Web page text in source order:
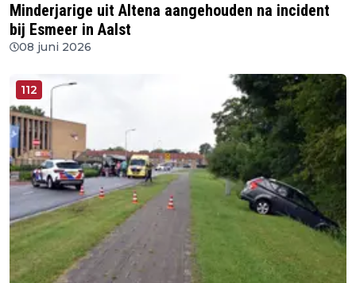
Minderjarige uit Altena aangehouden na incident
bij Esmeer in Aalst
08 juni 2026
112